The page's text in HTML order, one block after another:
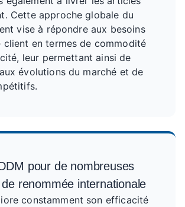
Cette approche globale du
vise à répondre aux besoins
client en termes de commodité
leur permettant ainsi de
évolutions du marché et de
pour de nombreuses
renommée internationale
constamment son efficacité